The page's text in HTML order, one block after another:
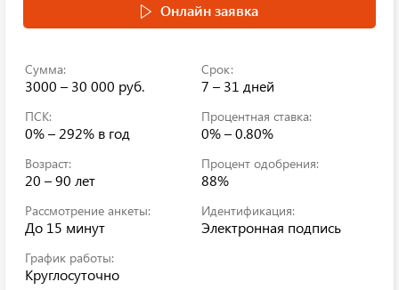
Онлайн заявка
Сумма:
3000 – 30 000 руб.
Срок:
7 – 31 дней
ПСК:
0% – 292% в год
Процентная ставка:
0% – 0.80%
Возраст:
20 – 90 лет
Процент одобрения:
88%
Рассмотрение анкеты:
До 15 минут
Идентификация:
Электронная подпись
График работы:
Круглосуточно